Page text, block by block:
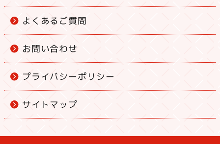
よくあるご質問
お問い合わせ
プライバシーポリシー
サイトマップ